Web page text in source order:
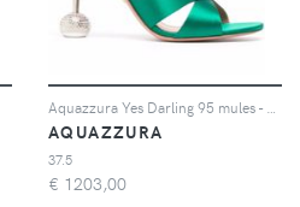
AQUAZZURA
37.5
€ 1203,00